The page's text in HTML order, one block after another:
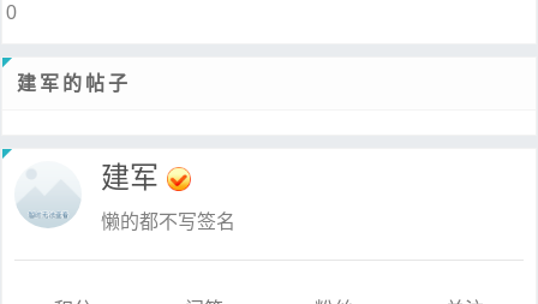
0
建军的帖子
建军
懒的都不写签名